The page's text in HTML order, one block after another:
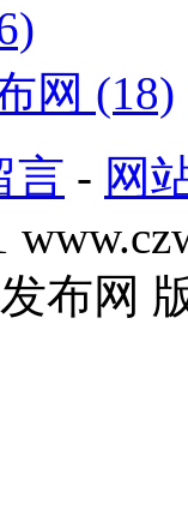
网 (18)
言 - 网
布网